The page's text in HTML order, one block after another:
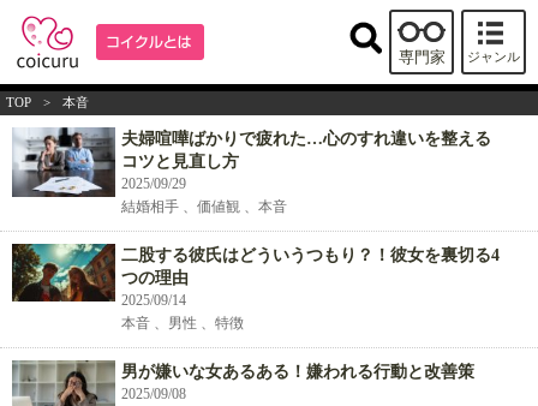
ジャンル
専門家
TOP > 本音
夫婦喧嘩ばかりで疲れた…心のすれ違いを整える
コツと見直し方
2025/09/29
結婚相手 、価値観 、本音
二股する彼氏はどういうつもり？！彼女を裏切る4
つの理由
2025/09/14
本音 、男性 、特徴
男が嫌いな女あるある！嫌われる行動と改善策
2025/09/08